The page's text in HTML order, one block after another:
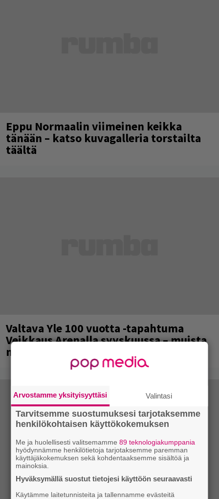
Eppu Normaalin viimeinen keikka
tänään – katso kuvagalleria torstailta
täältä
Valtava Yle 100 vuotta -tapahtuma
Veikkaus Arenalla syyskuussa – muista
myös metalliklassikot-konsertti
Arvostamme yksityisyyttäsi Valintasi
Tarvitsemme suostumuksesi tarjotaksemme
henkilökohtaisen käyttökokemuksen
Me ja huolellisesti valitsemamme89 teknologiakumppania
hyödynnämme henkilötietoja tarjotaksemme paremman
käyttäjäkokemuksen sekä kohdentaaksemme sisältöä ja
mainoksia.
Hyväksymällä suostut tietojesi käyttöön seuraavasti
Käytämme laitetunnisteita ja tallennamme evästeitä